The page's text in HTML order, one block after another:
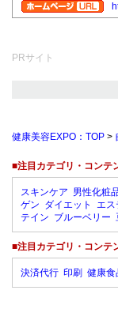
PRサイト
健康美容EXPO：TOP >
■注目カテゴリ・コンテ
スキンケア 男性化粧
ゲン ダイエット エス
テイン ブルーベリー
■注目カテゴリ・コンテ
決済代行 印刷 健康食